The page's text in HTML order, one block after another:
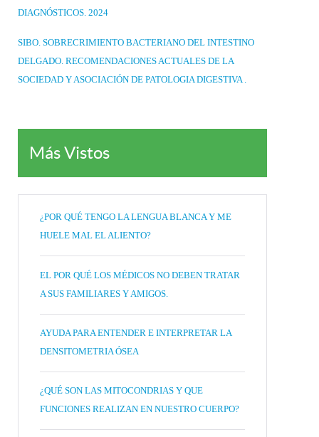
DIAGNÓSTICOS. 2024
SIBO. SOBRECRIMIENTO BACTERIANO DEL INTESTINO
DELGADO. RECOMENDACIONES ACTUALES DE LA
SOCIEDAD Y ASOCIACIÓN DE PATOLOGIA DIGESTIVA .
Más Vistos
¿POR QUÉ TENGO LA LENGUA BLANCA Y ME
HUELE MAL EL ALIENTO?
EL POR QUÉ LOS MÉDICOS NO DEBEN TRATAR
A SUS FAMILIARES Y AMIGOS.
AYUDA PARA ENTENDER E INTERPRETAR LA
DENSITOMETRIA ÓSEA
¿QUÉ SON LAS MITOCONDRIAS Y QUE
FUNCIONES REALIZAN EN NUESTRO CUERPO?